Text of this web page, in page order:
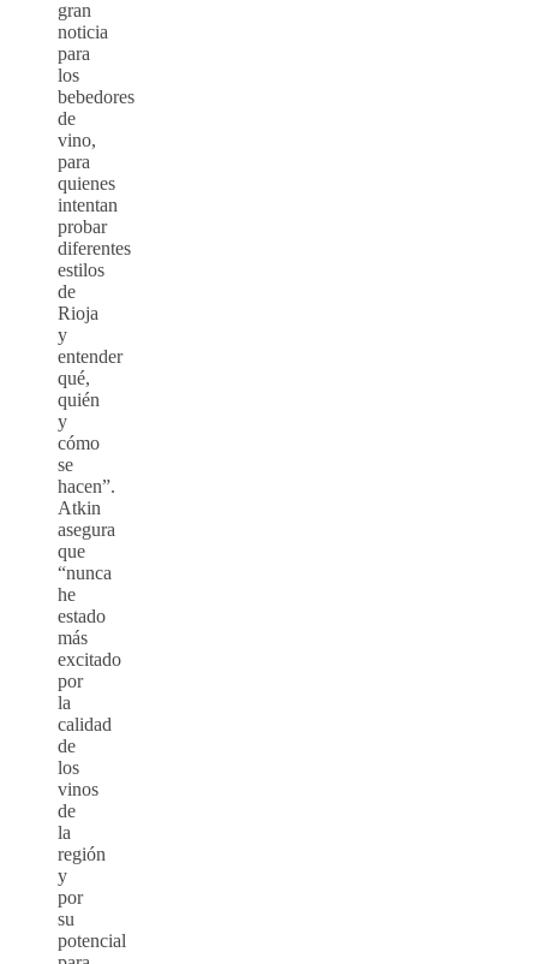
gran
noticia
para
los
bebedores
de
vino,
para
quienes
intentan
probar
diferentes
estilos
de
Rioja
y
entender
qué,
quién
y
cómo
se
hacen”.
Atkin
asegura
que
“nunca
he
estado
más
excitado
por
la
calidad
de
los
vinos
de
la
región
y
por
su
potencial